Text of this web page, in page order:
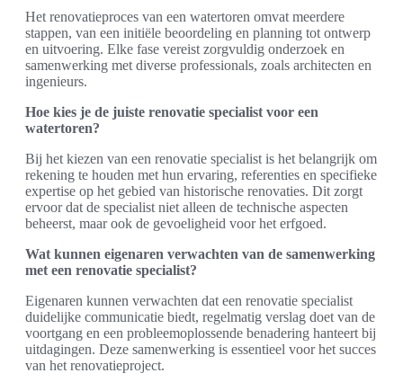
Het renovatieproces van een watertoren omvat meerdere
stappen, van een initiële beoordeling en planning tot ontwerp
en uitvoering. Elke fase vereist zorgvuldig onderzoek en
samenwerking met diverse professionals, zoals architecten en
ingenieurs.
Hoe kies je de juiste renovatie specialist voor een
watertoren?
Bij het kiezen van een renovatie specialist is het belangrijk om
rekening te houden met hun ervaring, referenties en specifieke
expertise op het gebied van historische renovaties. Dit zorgt
ervoor dat de specialist niet alleen de technische aspecten
beheerst, maar ook de gevoeligheid voor het erfgoed.
Wat kunnen eigenaren verwachten van de samenwerking
met een renovatie specialist?
Eigenaren kunnen verwachten dat een renovatie specialist
duidelijke communicatie biedt, regelmatig verslag doet van de
voortgang en een probleemoplossende benadering hanteert bij
uitdagingen. Deze samenwerking is essentieel voor het succes
van het renovatieproject.